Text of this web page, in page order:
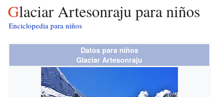
Glaciar Artesonraju para niños
Enciclopedia para niños
Datos para niños
Glaciar Artesonraju